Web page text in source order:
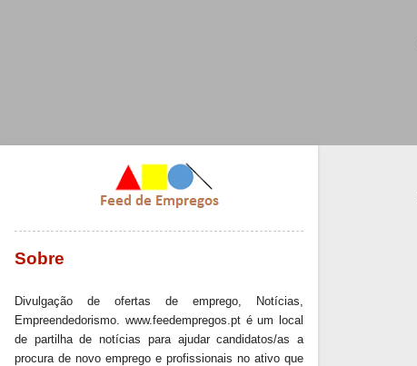
Sobre
Divulgação de ofertas de emprego, Notícias,
Empreendedorismo. www.feedempregos.pt é um local
de partilha de notícias para ajudar candidatos/as a
procura de novo emprego e profissionais no ativo que